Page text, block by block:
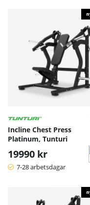
Incline Chest Press
Platinum, Tunturi
19990 kr
7-28 arbetsdagar